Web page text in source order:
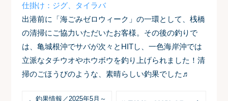
仕掛け：ジグ、タイラバ
出港前に「海ごみゼロウィーク」の一環として、桟橋
の清掃にご協力いただいたお客様。その後の釣りで
は、亀城根沖でサバが次々とHITし、一色海岸沖では
立派なタチウオやホウボウを釣り上げられました！ 清
掃のごほうびのような、素晴らしい釣果でした♬
釣果情報／2025年5月～